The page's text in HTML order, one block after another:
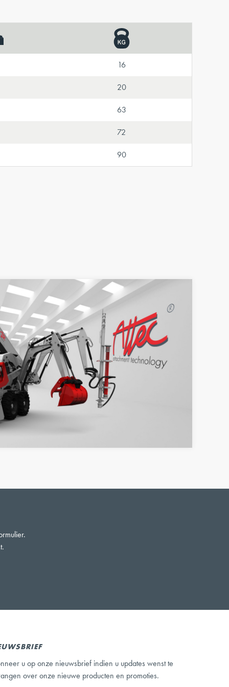
16
20
63
72
90
u op onze nieuwsbrief indien u updates wenst te
over onze nieuwe producten en promoties.